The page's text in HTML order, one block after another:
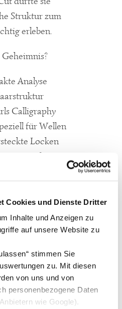
Cookies und Dienste Dritter
Inhalte und Anzeigen zu
auf unsere Website zu
stimmen Sie
zu. Mit diesen
von uns und von
personenbezogene Daten
wie Google).
Struktur zum
erleben.
Analyse
Calligraphy
für Wellen
Locken
& Styling
– ganz
Schnitt &
Technik.
dieses